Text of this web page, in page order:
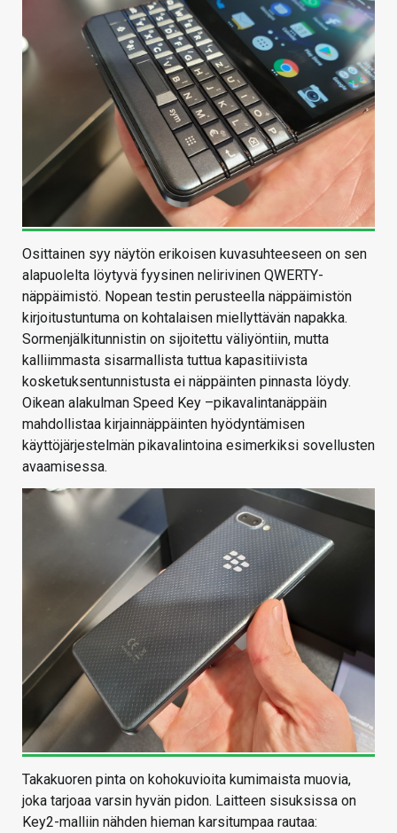
Osittainen syy näytön erikoisen kuvasuhteeseen on sen
alapuolelta löytyvä fyysinen nelirivinen QWERTY-
näppäimistö. Nopean testin perusteella näppäimistön
kirjoitustuntuma on kohtalaisen miellyttävän napakka.
Sormenjälkitunnistin on sijoitettu väliyöntiin, mutta
kalliimmasta sisarmallista tuttua kapasitiivista
kosketuksentunnistusta ei näppäinten pinnasta löydy.
Oikean alakulman Speed Key –pikavalintanäppäin
mahdollistaa kirjainnäppäinten hyödyntämisen
käyttöjärjestelmän pikavalintoina esimerkiksi sovellusten
avaamisessa.
Takakuoren pinta on kohokuvioita kumimaista muovia,
joka tarjoaa varsin hyvän pidon. Laitteen sisuksissa on
Key2-malliin nähden hieman karsitumpaa rautaa: